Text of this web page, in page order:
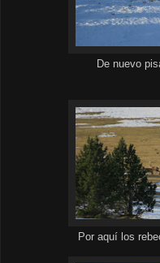
De nuevo
Por aquí los